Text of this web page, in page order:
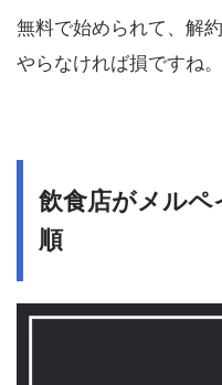
無料で始められて、解
やらなければ損ですね。
飲食店がメル
順